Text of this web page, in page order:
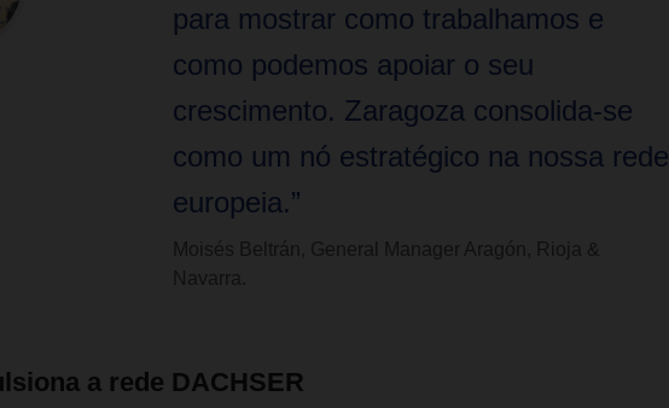
para mostrar como trabalhamos e
como podemos apoiar o seu
crescimento. Zaragoza consolida-se
como um nó estratégico na nossa rede
europeia.”
Moisés Beltrán, General Manager Aragón, Rioja &
Navarra.
a rede DACHSER